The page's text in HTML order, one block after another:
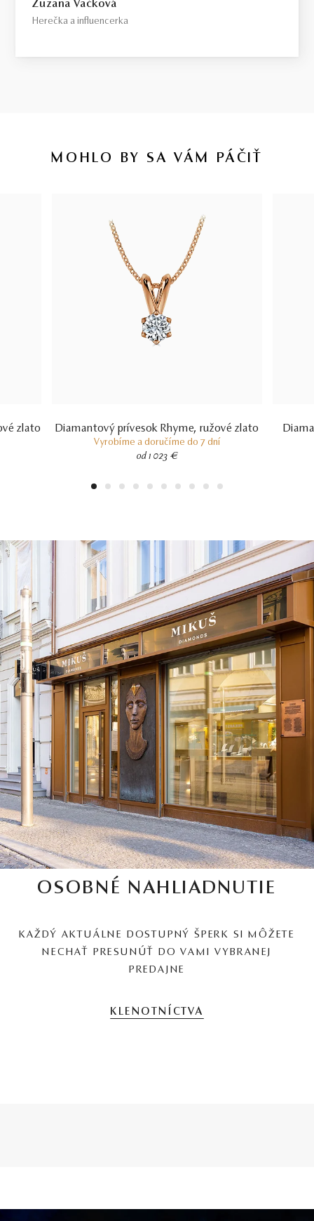
Zuzana Vačková
Herečka a influencerka
MOHLO BY SA VÁM PÁČIŤ
zlato Diamantový prívesok Rhyme, ružové zlato
Vyrobíme a doručíme do 7 dní
od 1 023 €
1 2 3 4 5 6 7 8 9 10
OSOBNÉ NAHLIADNUTIE
KAŽDÝ AKTUÁLNE DOSTUPNÝ ŠPERK SI MÔŽETE
NECHAŤ PRESUNÚŤ DO VAMI VYBRANEJ
PREDAJNE
KLENOTNÍCTVA